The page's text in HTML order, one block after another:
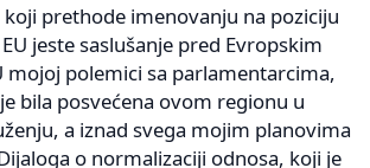
koji prethode imenovanju na poziciju
jeste saslušanje pred Evropskim
polemici sa parlamentarcima,
bila posvećena ovom regionu u
a iznad svega mojim planovima
o normalizaciji odnosa, koji je